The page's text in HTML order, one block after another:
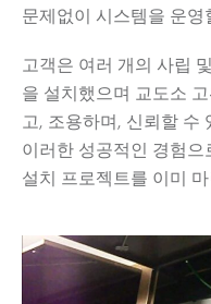
문제없이 시스템을 운영
고객은 여러 개의 사립
을 설치했으며 교도소
고, 조용하며, 신뢰할 수
이러한 성공적인 경험으
설치 프로젝트를 이미